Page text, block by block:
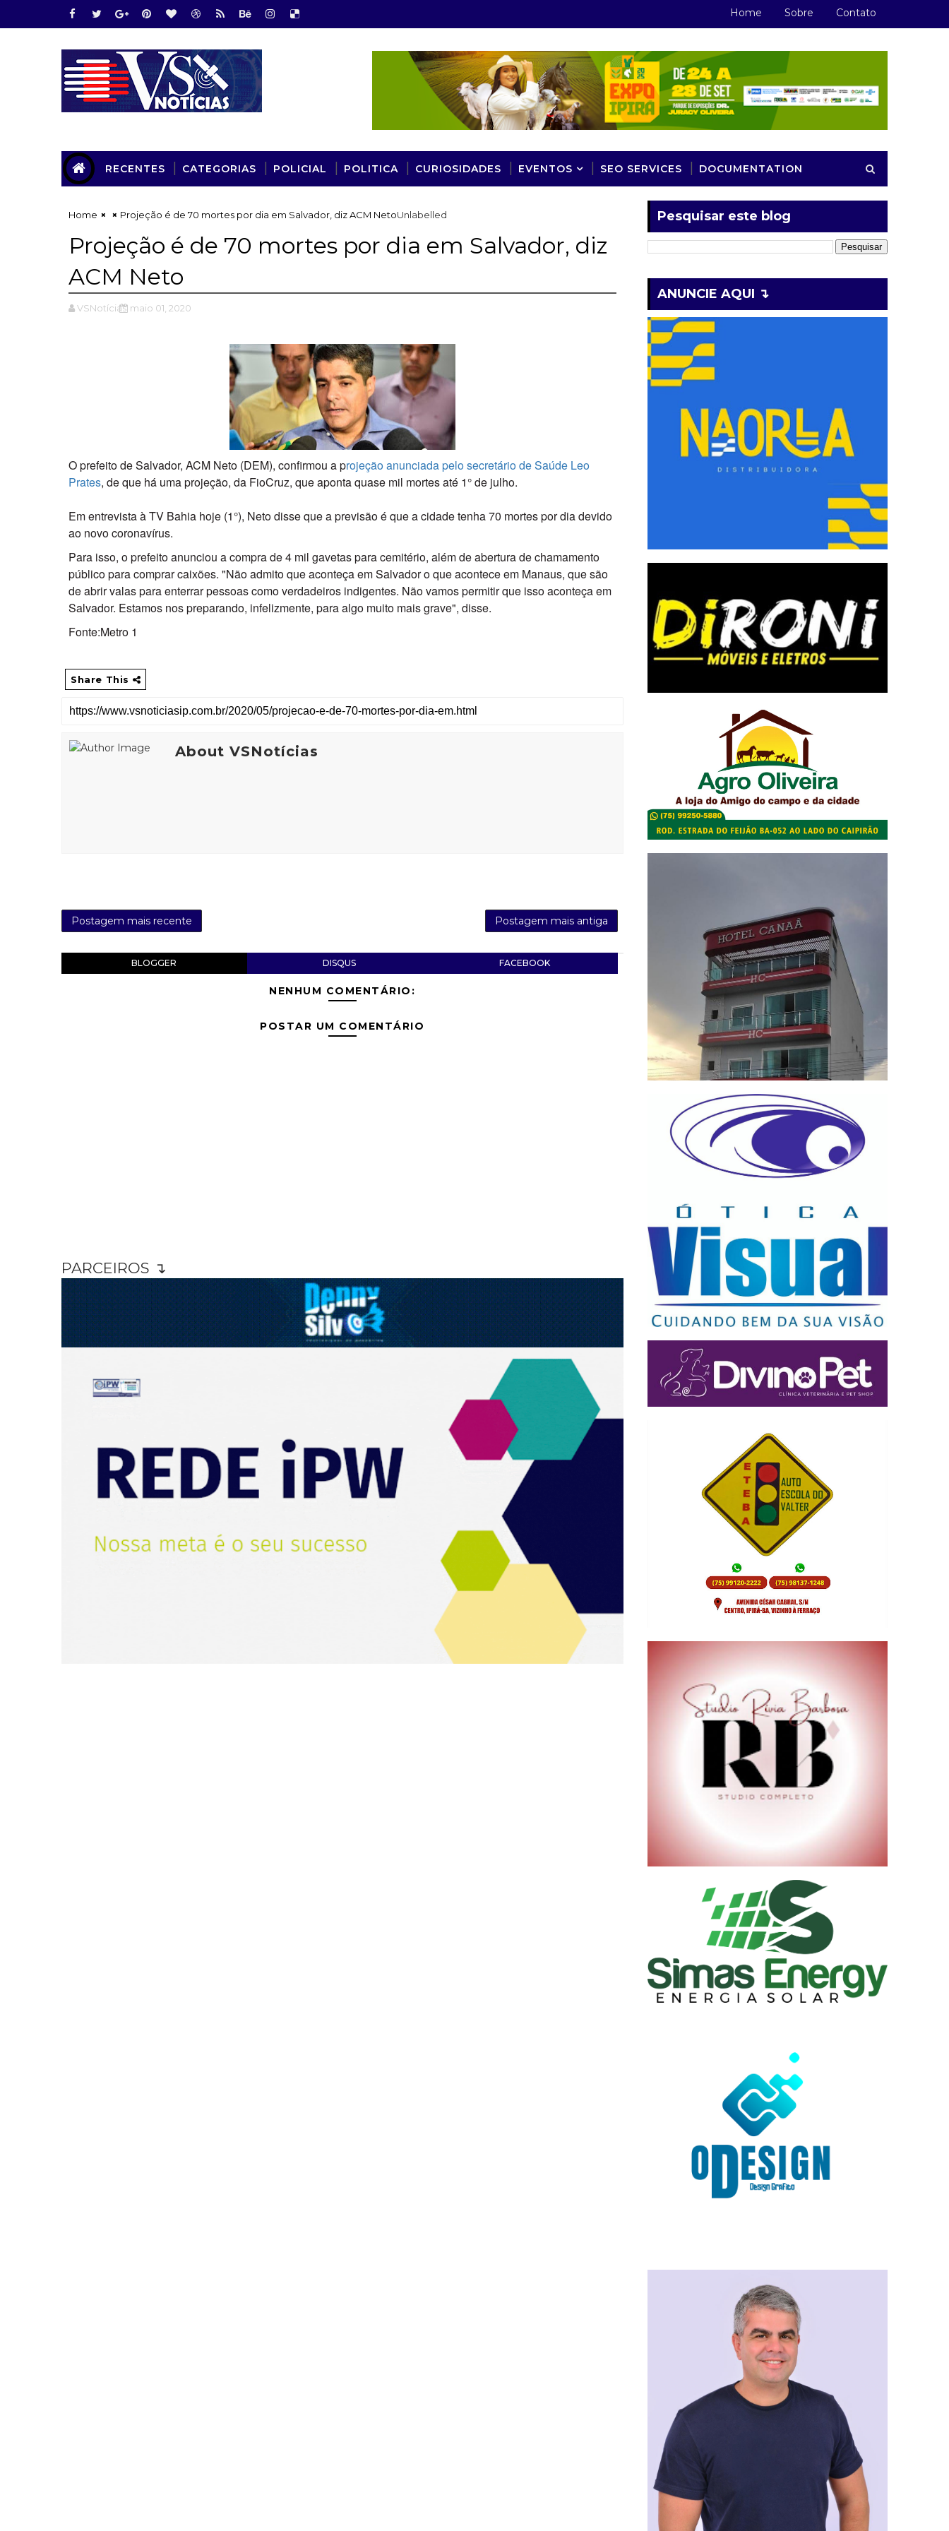
Home Sobre Contato
RECENTES CATEGORIAS POLICIAL POLITICA CURIOSIDADES EVENTOS SEO SERVICES DOCUMENTATION
Home Unlabelled
Projeção é de 70 mortes por dia em Salvador, diz ACM Neto
Projeção é de 70 mortes por dia em Salvador, diz
ACM Neto
VSNotícias maio 01, 2020
O prefeito de Salvador, ACM Neto (DEM), confirmou a projeção anunciada pelo secretário de Saúde Leo
Prates, de que há uma projeção, da FioCruz, que aponta quase mil mortes até 1° de julho.
Em entrevista à TV Bahia hoje (1°), Neto disse que a previsão é que a cidade tenha 70 mortes por dia devido
ao novo coronavírus.
Para isso, o prefeito anunciou a compra de 4 mil gavetas para cemitério, além de abertura de chamamento
público para comprar caixões. "Não admito que aconteça em Salvador o que acontece em Manaus, que são
de abrir valas para enterrar pessoas como verdadeiros indigentes. Não vamos permitir que isso aconteça em
Salvador. Estamos nos preparando, infelizmente, para algo muito mais grave", disse.
Fonte:Metro 1
Share This
About VSNotícias
Postagem mais recente Postagem mais antiga
BLOGGER DISQUS FACEBOOK
NENHUM COMENTÁRIO:
POSTAR UM COMENTÁRIO
PARCEIROS ↴
Pesquisar este blog
ANUNCIE AQUI ↴